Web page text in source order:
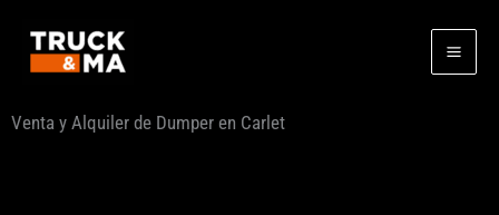
contenido
Venta y Alquiler de Dumper en Carlet